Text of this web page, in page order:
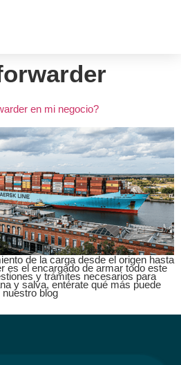
en mi negocio?
de la carga desde el origen hasta
es el encargado de armar todo este
y trámites necesarios para
y salva, entérate qué más puede
blog